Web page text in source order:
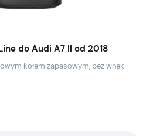
do Audi A7 II od 2018
kołem zapasowym, bez wnęk